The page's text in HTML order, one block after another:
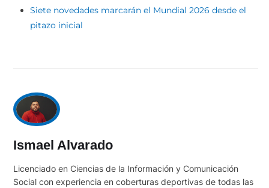
Siete novedades marcarán el Mundial 2026 desde el
pitazo inicial
Ismael Alvarado
Licenciado en Ciencias de la Información y Comunicación
Social con experiencia en coberturas deportivas de todas las